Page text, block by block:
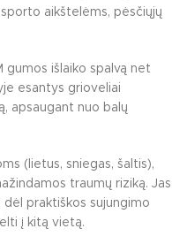
aikštelėms, pėsčiųjų
gumos išlaiko spalvą net
esantys grioveliai
apsaugant nuo balų
(lietus, sniegas, šaltis),
traumų riziką. Jas
praktiškos sujungimo
į kitą vietą.